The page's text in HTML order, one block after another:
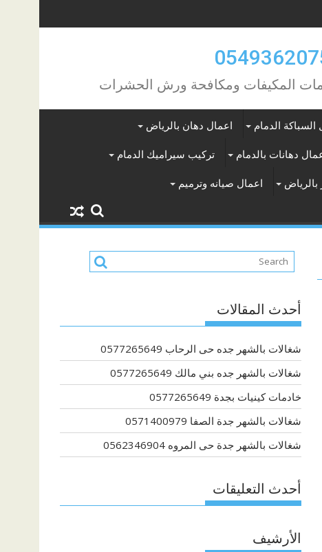
المكيفات ومكافحة ورش الحشرات
السباكة الدمام اعمال دهان بالرياض
دهانات بالدمام تركيب سيراميك الدمام
اعمال صيانه وترميم
أحدث المقالات
شغالات بالشهر جده حى الرحاب 0577265649
شغالات بالشهر جده بني مالك 0577265649
خادمات كينيات بجدة 0577265649
شغالات بالشهر جدة الصفا 0571400979
شغالات بالشهر جدة حى المروه 0562346904
أحدث التعليقات
الأرشيف